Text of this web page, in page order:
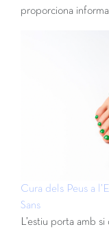
proporciona
Cura dels Peus a
Sans
L’estiu porta amb